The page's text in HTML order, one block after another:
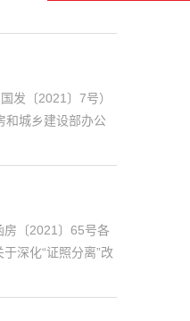
发〔2021〕7号）
和城乡建设部办公
房〔2021〕65号各
深化“证照分离”改